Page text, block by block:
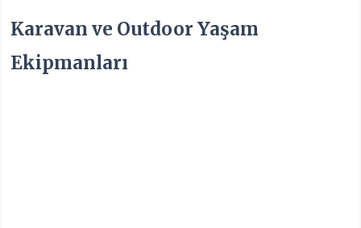
Karavan ve Outdoor Yaşam
Ekipmanları